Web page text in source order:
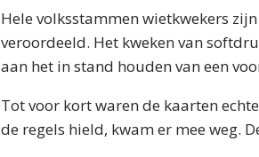
Hele volksstammen wietkwekers
veroordeeld. Het kweken van
aan het in stand houden van een
Tot voor kort waren de kaarten
de regels hield, kwam er mee weg.